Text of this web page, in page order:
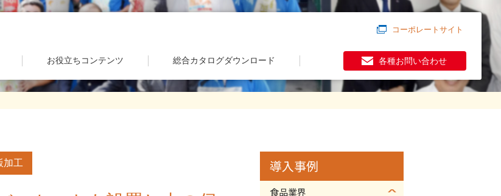
コーポレートサイト
お役立ちコンテンツ 総合カタログダウンロード 各種お問い合わせ
加工 導入事例
食品業界